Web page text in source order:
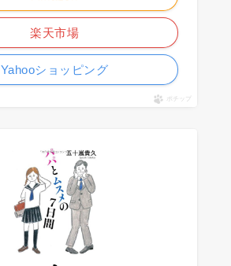
楽天市場
Yahooショッピング
ポチップ